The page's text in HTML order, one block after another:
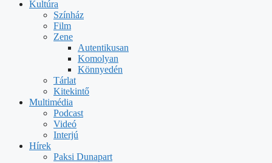
Kultúra
Színház
Film
Zene
Autentikusan
Komolyan
Könnyedén
Tárlat
Kitekintő
Multimédia
Podcast
Videó
Interjú
Hírek
Paksi Dunapart